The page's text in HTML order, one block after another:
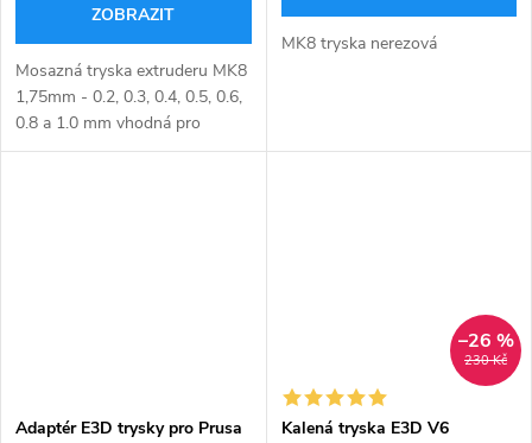
ZOBRAZIT
Mosazná tryska extruderu MK8
1,75mm - 0.2, 0.3, 0.4, 0.5, 0.6,
0.8 a 1.0 mm vhodná pro
tiskárny pro Creality CR-10,
MK8 tryska nerezová
Adaptér E3D trysky pro Prusa
230 Kč
–26 %
Kalená tryska E3D V6